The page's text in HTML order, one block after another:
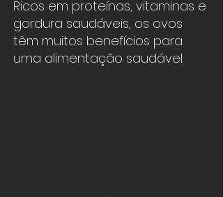
Ricos em proteínas, vitaminas e
gordura saudáveis, os ovos
têm muitos benefícios para
uma alimentação saudável.